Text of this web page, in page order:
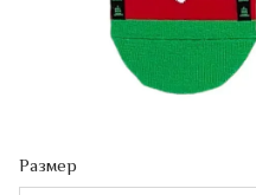
Размер